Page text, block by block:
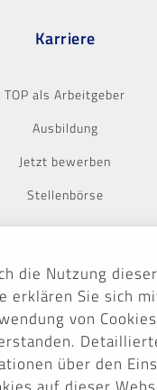
Karriere
TOP als Arbeitgeber
Ausbildung
Jetzt bewerben
Stellenbörse
die Nutzung dieser
erklären Sie sich
von Cookies
über den